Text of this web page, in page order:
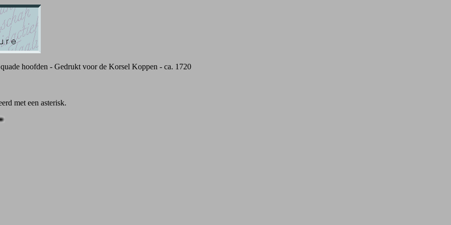
hoofden - Gedrukt voor de Korsel Koppen - ca. 1720
met een asterisk.